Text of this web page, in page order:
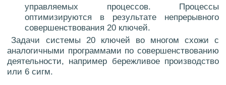
управляемых процессов. Процессы
оптимизируются в результате непрерывного
совершенствования 20 ключей.
Задачи системы 20 ключей во многом схожи с
аналогичными программами по совершенствованию
деятельности, например бережливое производство
или 6 сигм.